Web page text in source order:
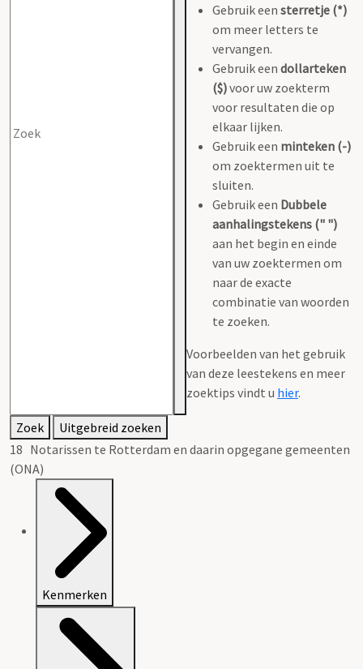
Gebruik een sterretje (*)
om meer letters te
vervangen.
Gebruik een dollarteken
($)voor uw zoekterm
voor resultaten die op
elkaar lijken.
Gebruik een minteken (-)
om zoektermen uit te
sluiten.
Gebruik een Dubbele
aanhalingstekens (" ")
aan het begin en einde
van uw zoektermen om
naar de exacte
combinatie van woorden
te zoeken.
Voorbeelden van het gebruik
van deze leestekens en meer
zoektips vindt u hier.
Zoek
Uitgebreid zoeken
18 Notarissen te Rotterdam en daarin opgegane gemeenten
(ONA)
Kenmerken